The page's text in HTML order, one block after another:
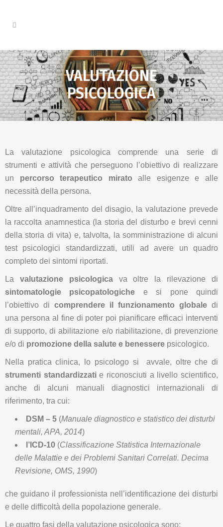
VALUTAZIONE
PSICOLOGICA
La valutazione psicologica comprende una serie di
strumenti e attività che perseguono l’obiettivo di realizzare
un percorso terapeutico mirato alle esigenze e alle
necessità della persona.
Oltre all’inquadramento del disagio, la valutazione prevede
la raccolta anamnestica (la storia del disturbo e brevi cenni
della storia di vita) e, talvolta, la somministrazione di alcuni
test psicologici standardizzati, utili ad avere un quadro
completo dei sintomi riportati.
La valutazione psicologicava oltre la rilevazione di
sintomatologie psicopatologiche e si pone quindi
l’obiettivo di comprendere il funzionamento globale di
una persona al fine di poter poi pianificare efficaci interventi
di supporto, di abilitazione e/o riabilitazione, di prevenzione
e/o di promozione della salute e benessere psicologico.
Nella pratica clinica, lo psicologo si avvale, oltre che di
strumenti standardizzatie riconosciuti a livello scientifico,
anche di alcuni manuali diagnostici internazionali di
riferimento, tra cui:
DSM – 5 (Manuale diagnostico e statistico dei disturbi
mentali, APA, 2014)
l’ICD-10 (Classificazione Statistica Internazionale
delle Malattie e dei Problemi Sanitari Correlati. Decima
Revisione, OMS, 1990)
che guidano il professionista nell’identificazione dei disturbi
e delle difficoltà della popolazione generale.
Le quattro fasi della valutazione psicologica sono: